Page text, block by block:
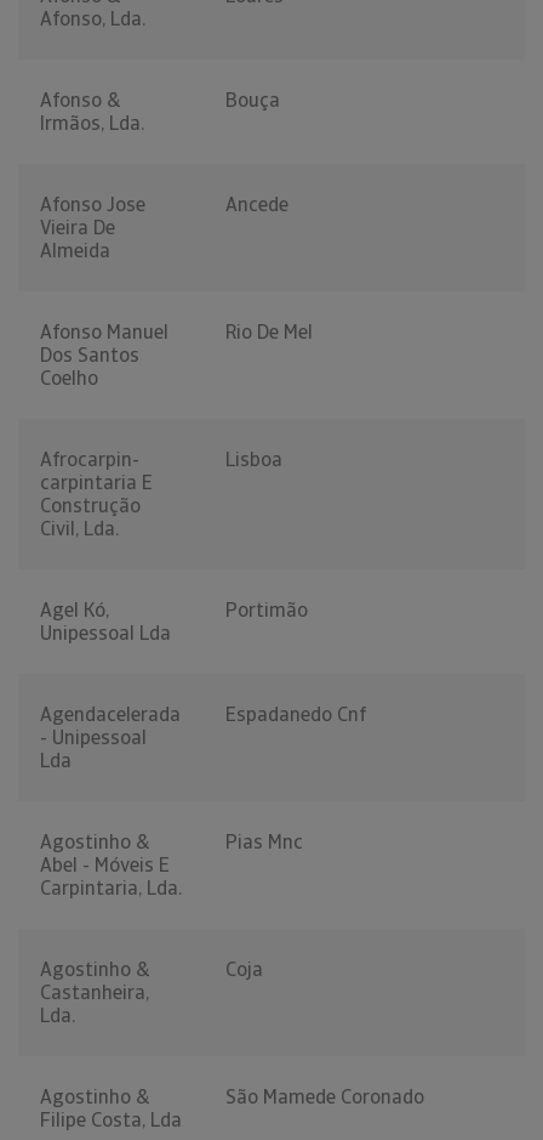
Afonso, Lda.
Afonso &
Irmãos, Lda.
Bouça
Afonso Jose
Vieira De
Almeida
Ancede
Afonso Manuel
Dos Santos
Coelho
Rio De Mel
Afrocarpin-
carpintaria E
Construção
Civil, Lda.
Lisboa
Agel Kó,
Unipessoal Lda
Portimão
Agendacelerada
- Unipessoal
Lda
Espadanedo Cnf
Agostinho &
Abel - Móveis E
Carpintaria, Lda.
Pias Mnc
Agostinho &
Castanheira,
Lda.
Coja
Agostinho &
Filipe Costa, Lda
São Mamede Coronado